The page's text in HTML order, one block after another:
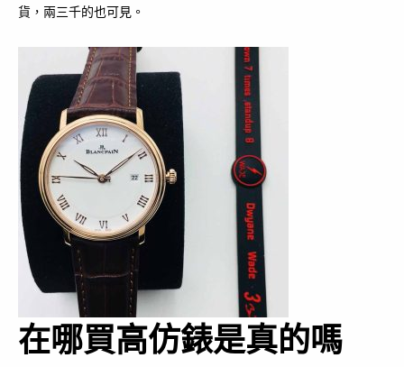
貨，兩三千的也可見。
在哪買高仿錶是真的嗎